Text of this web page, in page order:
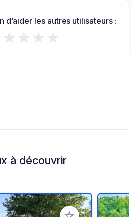
d’aider les autres utilisateurs :
à découvrir